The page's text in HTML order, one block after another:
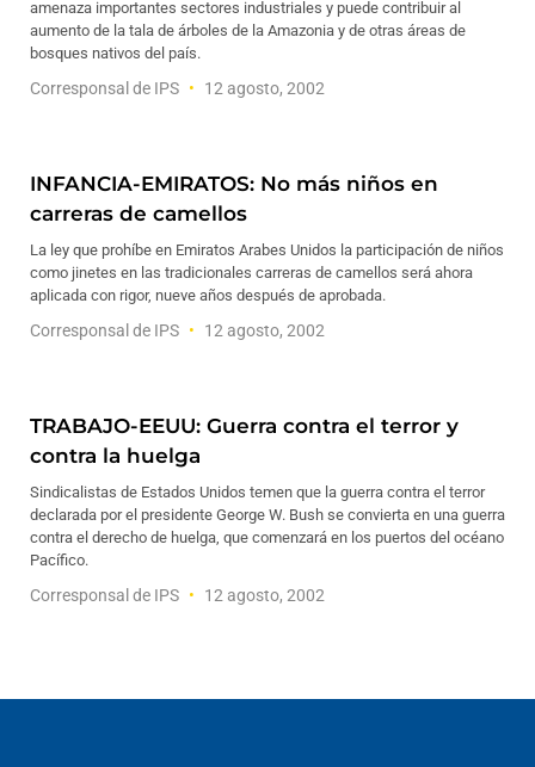
amenaza importantes sectores industriales y puede contribuir al
aumento de la tala de árboles de la Amazonia y de otras áreas de
bosques nativos del país.
Corresponsal de IPS 12 agosto, 2002
INFANCIA-EMIRATOS: No más niños en
carreras de camellos
La ley que prohíbe en Emiratos Arabes Unidos la participación de niños
como jinetes en las tradicionales carreras de camellos será ahora
aplicada con rigor, nueve años después de aprobada.
Corresponsal de IPS 12 agosto, 2002
TRABAJO-EEUU: Guerra contra el terror y
contra la huelga
Sindicalistas de Estados Unidos temen que la guerra contra el terror
declarada por el presidente George W. Bush se convierta en una guerra
contra el derecho de huelga, que comenzará en los puertos del océano
Pacífico.
Corresponsal de IPS 12 agosto, 2002